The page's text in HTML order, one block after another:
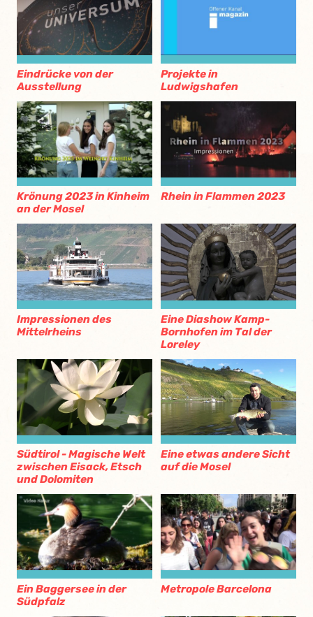
Eindrücke von der
Ausstellung
Projekte in
Ludwigshafen
Krönung 2023 in Kinheim
an der Mosel
Rhein in Flammen 2023
Impressionen des
Mittelrheins
Eine Diashow Kamp-
Bornhofen im Tal der
Loreley
Südtirol - Magische Welt
zwischen Eisack, Etsch
und Dolomiten
Eine etwas andere Sicht
auf die Mosel
Ein Baggersee in der
Südpfalz
Metropole Barcelona